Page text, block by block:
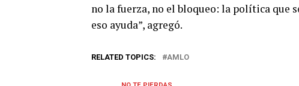
no la fuerza, no el bloqueo: la política que
eso ayuda”, agregó.
RELATED TOPICS: AMLO